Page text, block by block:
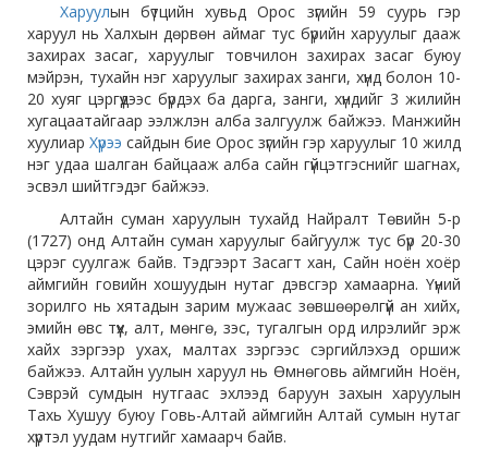
Харуулын бүтцийн хувьд Орос зүгийн 59 суурь гэр
харуул нь Халхын дөрвөн аймаг тус бүрийн харуулыг дааж
захирах засаг, харуулыг товчилон захирах засаг буюу
мэйрэн, тухайн нэг харуулыг захирах занги, хүнд болон 10-
20 хуяг цэргүүдээс бүрдэх ба дарга, занги, хүндийг 3 жилийн
хугацаатайгаар ээлжлэн алба залгуулж байжээ. Манжийн
хуулиар Хүрээ сайдын бие Орос зүгийн гэр харуулыг 10 жилд
нэг удаа шалган байцааж алба сайн гүйцэтгэснийг шагнах,
эсвэл шийтгэдэг байжээ.
Алтайн суман харуулын тухайд Найралт Төвийн 5-р
(1727) онд Алтайн суман харуулыг байгуулж тус бүр 20-30
цэрэг суулгаж байв. Тэдгээрт Засагт хан, Сайн ноён хоёр
аймгийн говийн хошуудын нутаг дэвсгэр хамаарна. Үүний
зорилго нь хятадын зарим мужаас зөвшөөрөлгүй ан хийх,
эмийн өвс түүх, алт, мөнгө, зэс, тугалгын орд илрэлийг эрж
хайх зэргээр ухах, малтах зэргээс сэргийлэхэд оршиж
байжээ. Алтайн уулын харуул нь Өмнөговь аймгийн Ноён,
Сэврэй сумдын нутгаас эхлээд баруун захын харуулын
Тахь Хушуу буюу Говь-Алтай аймгийн Алтай сумын нутаг
хүртэл уудам нутгийг хамаарч байв.